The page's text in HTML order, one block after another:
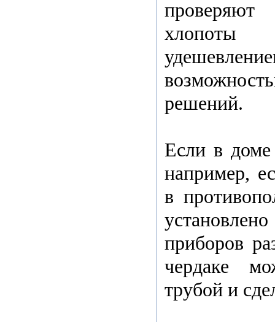
хлопоты
решений.
Если в доме
например,
в
приборов
чердаке
трубой и